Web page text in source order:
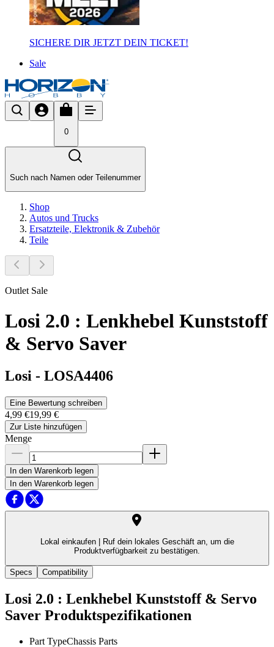
SICHERE DIR JETZT DEIN TICKET!
Sale
0
Such nach Namen oder Teilenummer
Shop
Autos und Trucks
Ersatzteile, Elektronik & Zubehör
Teile
Outlet Sale
Losi 2.0 : Lenkhebel Kunststoff
& Servo Saver
Losi - LOSA4406
Eine Bewertung schreiben
4,99 €19,99 €
Zur Liste hinzufügen
Menge
In den Warenkorb legen
In den Warenkorb legen
Lokal einkaufen |
Ruf dein lokales Geschäft an, um die
Produktverfügbarkeit zu bestätigen.
Specs Compatibility
Losi 2.0 : Lenkhebel Kunststoff & Servo
Saver Produktspezifikationen
Part TypeChassis Parts